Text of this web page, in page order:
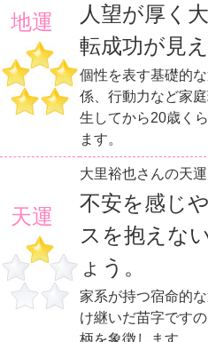
地運
人望が厚く
転成功が見え
個性を表す基礎的
係、行動力など家
生してから20歳く
ます。
天運
大里裕也さんの天
不安を感じ
スを抱えな
ょう。
家系が持つ宿命的
け継いだ苗字です
柄を象徴します。